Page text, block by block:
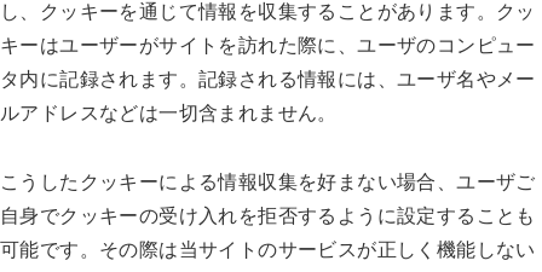
し、クッキーを通じて情報を収集することがあります。クッ
キーはユーザーがサイトを訪れた際に、ユーザのコンピュー
タ内に記録されます。記録される情報には、ユーザ名やメー
ルアドレスなどは一切含まれません。
こうしたクッキーによる情報収集を好まない場合、ユーザご
自身でクッキーの受け入れを拒否するように設定することも
可能です。その際は当サイトのサービスが正しく機能しない